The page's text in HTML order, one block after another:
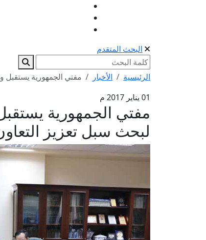
البحث المتقدم
الرئيسية الأخبار
مفتي الجمهورية يستقبل
01 يناير 2017 م
مفتي الجمهورية
لبحث سبل تعزيز التعاون